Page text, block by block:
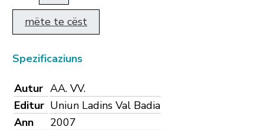
mëte te cëst
Spezificaziuns
Autur AA. VV.
Editur Uniun Ladins Val Badia
Ann
2007